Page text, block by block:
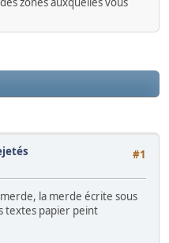
#1
la merde écrite sous
textes papier peint